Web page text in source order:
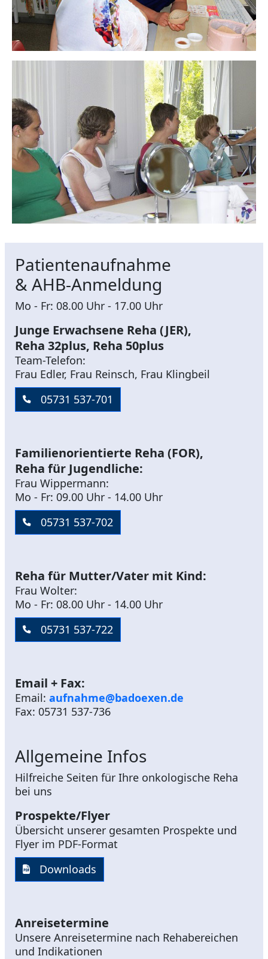
Patientenaufnahme
& AHB-Anmeldung
Mo - Fr: 08.00 Uhr - 17.00 Uhr
Junge Erwachsene Reha (JER),
Reha 32plus, Reha 50plus
Team-Telefon:
Frau Edler, Frau Reinsch, Frau Klingbeil
05731 537-701
Familienorientierte Reha (FOR),
Reha für Jugendliche:
Frau Wippermann:
Mo - Fr: 09.00 Uhr - 14.00 Uhr
05731 537-702
Reha für Mutter/Vater mit Kind:
Frau Wolter:
Mo - Fr: 08.00 Uhr - 14.00 Uhr
05731 537-722
Email + Fax:
Email: aufnahme@badoexen.de
Fax: 05731 537-736
Allgemeine Infos
Hilfreiche Seiten für Ihre onkologische Reha
bei uns
Prospekte/Flyer
Übersicht unserer gesamten Prospekte und
Flyer im PDF-Format
Downloads
Anreisetermine
Unsere Anreisetermine nach Rehabereichen
und Indikationen